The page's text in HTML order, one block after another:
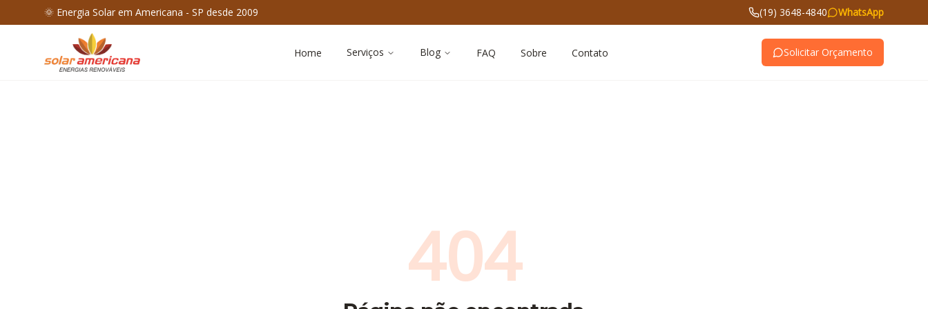
🌞 Energia Solar em Americana - SP desde 2009 (19) 3648-4840 WhatsApp
Home Serviços Blog FAQ Sobre Contato Solicitar Orçamento
404